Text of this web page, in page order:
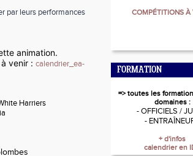
par leurs performances
animation.
venir : calendrier_ea-
Harriers
COMPÉTITIONS À
FORMATION
=> toutes les
domaines :
- OFFICIELS /
-
+ d'infos
calendrier en